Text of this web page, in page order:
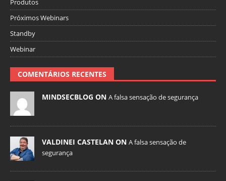
Produtos
Próximos Webinars
Standby
Webinar
COMENTÁRIOS RECENTES
MINDSECBLOG ON A falsa sensação de segurança
VALDINEI CASTELAN ON A falsa sensação de
segurança